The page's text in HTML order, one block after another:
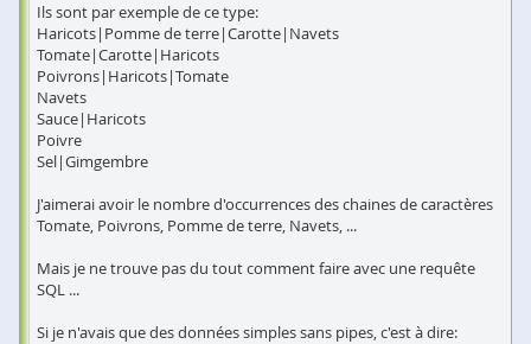
Ils sont par exemple de ce type:
Haricots|Pomme de terre|Carotte|Navets
Tomate|Carotte|Haricots
Poivrons|Haricots|Tomate
Navets
Sauce|Haricots
Poivre
Sel|Gimgembre
J'aimerai avoir le nombre d'occurrences des chaines de caractères
Tomate, Poivrons, Pomme de terre, Navets, ...
Mais je ne trouve pas du tout comment faire avec une requête
SQL ...
Si je n'avais que des données simples sans pipes, c'est à dire: